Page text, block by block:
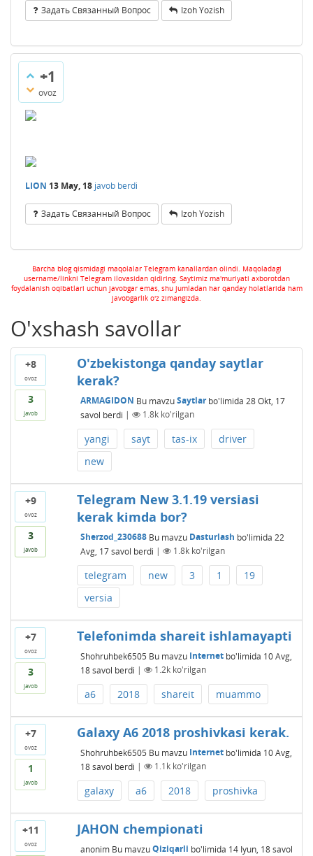
Задать Связанный Вопрос Izoh Yozish
+1
ovoz
LION 13 May, 18 javob berdi
Задать Связанный Вопрос Izoh Yozish
Barcha blog qismidagi maqolalar Telegram kanallardan olindi. Maqoladagi
username/linkni Telegram ilovasidan qidiring. Saytimiz ma'muriyati axborotdan
foydalanish oqibatlari uchun javobgar emas, shu jumladan har qanday holatlarida ham
javobgarlik o'z zimangizda.
O'xshash savollar
+8
ovoz
3
javob
O'zbekistonga qanday saytlar
kerak?
ARMAGIDON Bu mavzuSaytlarbo'limida 28 Okt, 17
savol berdi | 1.8kko'rilgan
yangi sayt tas-ix
driver
new
+9
ovoz
3
javob
Telegram New 3.1.19 versiasi
kerak kimda bor?
Sherzod_230688 Bu mavzu Dasturlash bo'limida 22
Avg, 17 savol berdi | 1.8kko'rilgan
telegram new 3 1
19
versia
+7
ovoz
3
javob
Telefonimda shareit ishlamayapti
Shohruhbek6505 Bu mavzu Internetbo'limida 10 Avg,
18 savol berdi | 1.2kko'rilgan
a6 2018 shareit muammo
+7
ovoz
1
javob
Galaxy A6 2018 proshivkasi kerak.
Shohruhbek6505 Bu mavzu Internetbo'limida 10 Avg,
18 savol berdi | 1.1kko'rilgan
galaxy a6 2018 proshivka
+11
ovoz
JAHON chempionati
anonim Bu mavzuQiziqarli bo'limida 14 Iyun, 18 savol